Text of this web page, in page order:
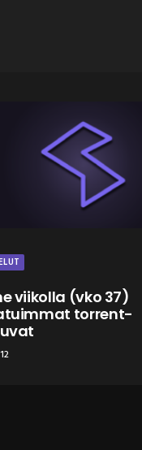
viikolla (vko 37)
torrent-